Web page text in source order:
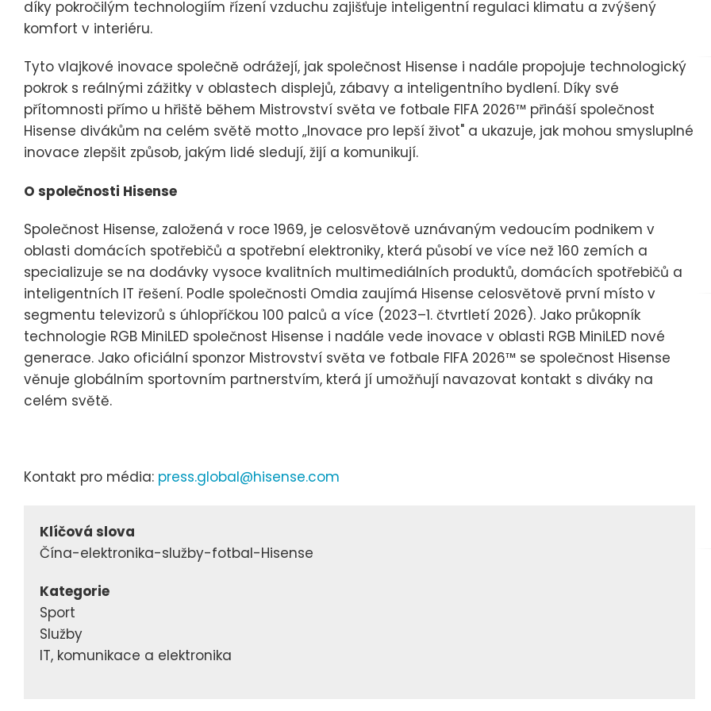
díky pokročilým technologiím řízení vzduchu zajišťuje inteligentní regulaci klimatu a zvýšený
komfort v interiéru.
Tyto vlajkové inovace společně odrážejí, jak společnost Hisense i nadále propojuje technologický
pokrok s reálnými zážitky v oblastech displejů, zábavy a inteligentního bydlení. Díky své
přítomnosti přímo u hřiště během Mistrovství světa ve fotbale FIFA 2026™ přináší společnost
Hisense divákům na celém světě motto „Inovace pro lepší život" a ukazuje, jak mohou smysluplné
inovace zlepšit způsob, jakým lidé sledují, žijí a komunikují.
O společnosti Hisense
Společnost Hisense, založená v roce 1969, je celosvětově uznávaným vedoucím podnikem v
oblasti domácích spotřebičů a spotřební elektroniky, která působí ve více než 160 zemích a
specializuje se na dodávky vysoce kvalitních multimediálních produktů, domácích spotřebičů a
inteligentních IT řešení. Podle společnosti Omdia zaujímá Hisense celosvětově první místo v
segmentu televizorů s úhlopříčkou 100 palců a více (2023–1. čtvrtletí 2026). Jako průkopník
technologie RGB MiniLED společnost Hisense i nadále vede inovace v oblasti RGB MiniLED nové
generace. Jako oficiální sponzor Mistrovství světa ve fotbale FIFA 2026™ se společnost Hisense
věnuje globálním sportovním partnerstvím, která jí umožňují navazovat kontakt s diváky na
celém světě.
Kontakt pro média: press.global@hisense.com
Klíčová slova
Čína-elektronika-služby-fotbal-Hisense
Kategorie
Sport
Služby
IT, komunikace a elektronika